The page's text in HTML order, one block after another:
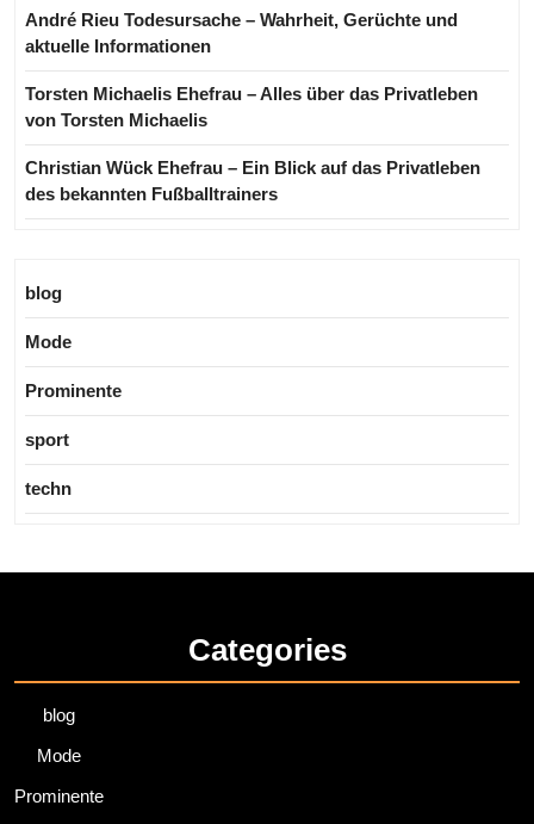
André Rieu Todesursache – Wahrheit, Gerüchte und
aktuelle Informationen
Torsten Michaelis Ehefrau – Alles über das Privatleben
von Torsten Michaelis
Christian Wück Ehefrau – Ein Blick auf das Privatleben
des bekannten Fußballtrainers
blog
Mode
Prominente
sport
techn
Categories
blog
Mode
Prominente